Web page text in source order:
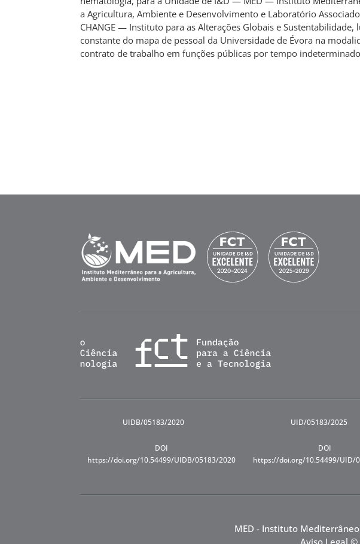
a Agricultura, Ambiente e Desenvolvimento e Laboratório Associado
CHANGE — Instituto para as Alterações Globais e Sustentabilidade,
constante do mapa de pessoal da Universidade de Évora na
contrato de trabalho em funções públicas por tempo
UIDB/05183/2020
DOI
https://doi.org/10.54499/UIDB/05183/2020
UID/05183/2025
DOI
https://doi.org/10.54499/UID/
MED - Instituto